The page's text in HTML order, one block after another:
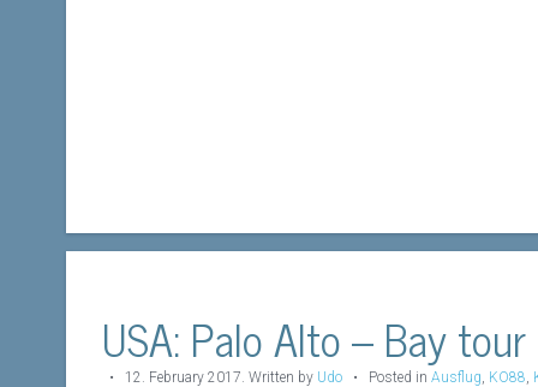
USA: Palo Alto – Bay
• 12. February 2017. Written by Udo • Posted in Ausflug, KO88,